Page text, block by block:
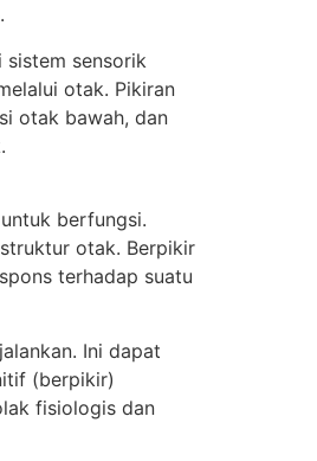
sistem sensorik
otak. Pikiran
otak bawah, dan
berfungsi.
otak. Berpikir
terhadap suatu
Ini dapat
(berpikir)
fisiologis dan